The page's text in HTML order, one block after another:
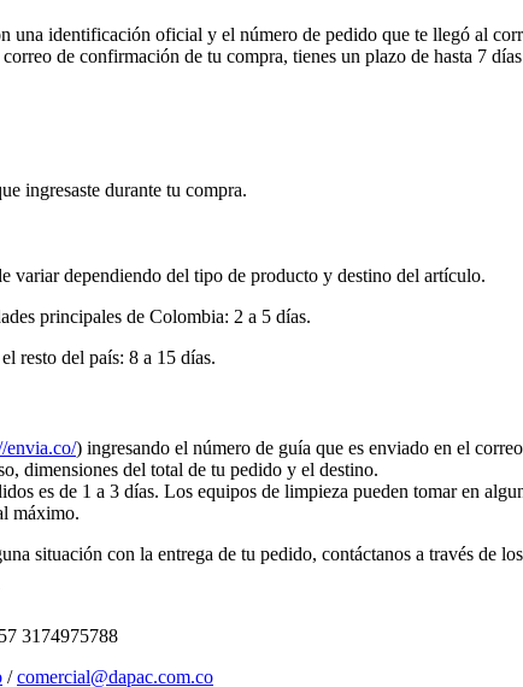
una identificación oficial y el número de pedido que te llegó al
de confirmación de tu compra, tienes un plazo de hasta 7
ingresaste durante tu compra.
variar dependiendo del tipo de producto y destino del artículo.
principales de Colombia: 2 a 5 días.
resto del país: 8 a 15 días.
envia.co/) ingresando el número de guía que es enviado en el
dimensiones del total de tu pedido y el destino.
es de 1 a 3 días. Los equipos de limpieza pueden tomar en
máximo.
situación con la entrega de tu pedido, contáctanos a través de
3174975788
/comercial@dapac.com.co